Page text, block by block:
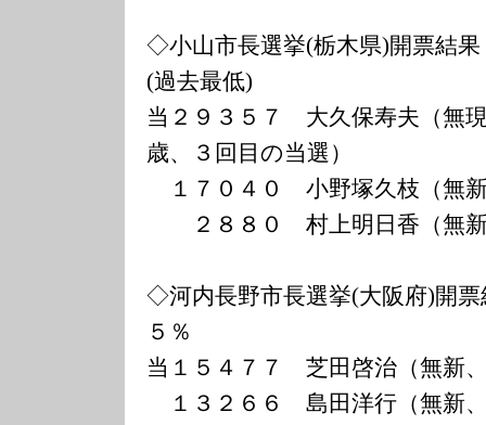
◇小山市長選挙(栃木県)開票結
(過去最低)
当２９３５７ 大久保寿夫（無
歳、３回目の当選）
１７０４０ 小野塚久枝（無
２８８０ 村上明日香（無新
◇河内長野市長選挙(大阪府)開
５％
当１５４７７ 芝田啓治（無新
１３２６６ 島田洋行（無新